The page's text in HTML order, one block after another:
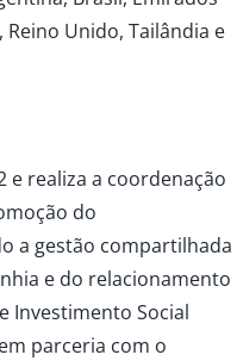
Unido, Tailândia e
e realiza a coordenação
do
a gestão compartilhada
e do relacionamento
Investimento Social
parceria com o